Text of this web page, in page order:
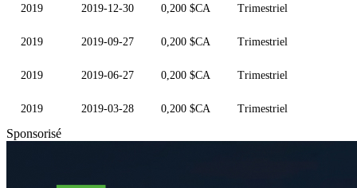
2019 2019-12-30 0,200 $CA Trimestriel
2019 2019-09-27 0,200 $CA Trimestriel
2019 2019-06-27 0,200 $CA Trimestriel
2019 2019-03-28 0,200 $CA Trimestriel
Sponsorisé